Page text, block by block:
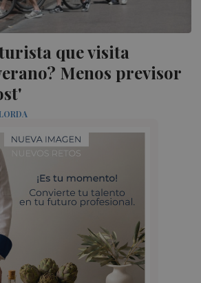
que visita
Menos previsor